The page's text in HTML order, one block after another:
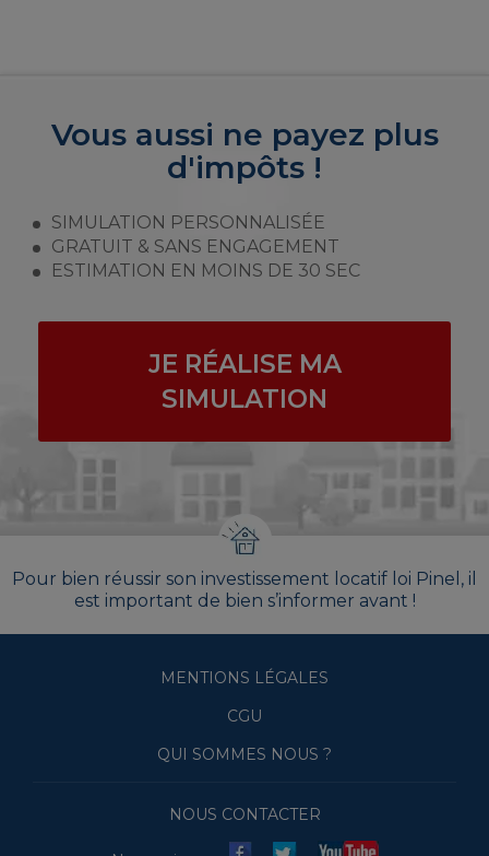
Vous aussi ne payez plus
d'impôts !
SIMULATION PERSONNALISÉE
GRATUIT & SANS ENGAGEMENT
ESTIMATION EN MOINS DE 30 SEC
JE RÉALISE MA
SIMULATION
Pour bien réussir son investissement locatif loi Pinel, il
est important de bien s’informer avant !
MENTIONS LÉGALES
CGU
QUI SOMMES NOUS ?
NOUS CONTACTER